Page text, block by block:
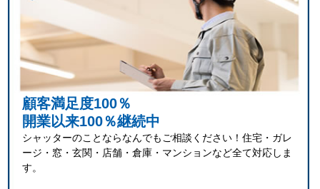
顧客満足度100％
開業以来100％継続中
シャッターのことならなんでもご相談ください！住宅・ガレ
ージ・窓・玄関・店舗・倉庫・マンションなど全て対応しま
す。